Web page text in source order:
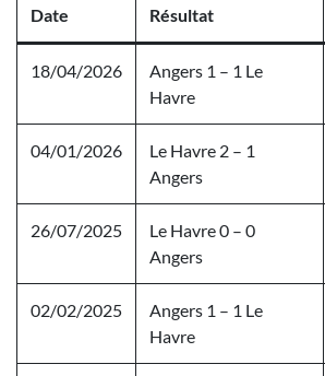
Date Résultat
18/04/2026
Angers 1 – 1 Le
Havre
04/01/2026
Le Havre 2 – 1
Angers
26/07/2025
Le Havre 0 – 0
Angers
02/02/2025
Angers 1 – 1 Le
Havre